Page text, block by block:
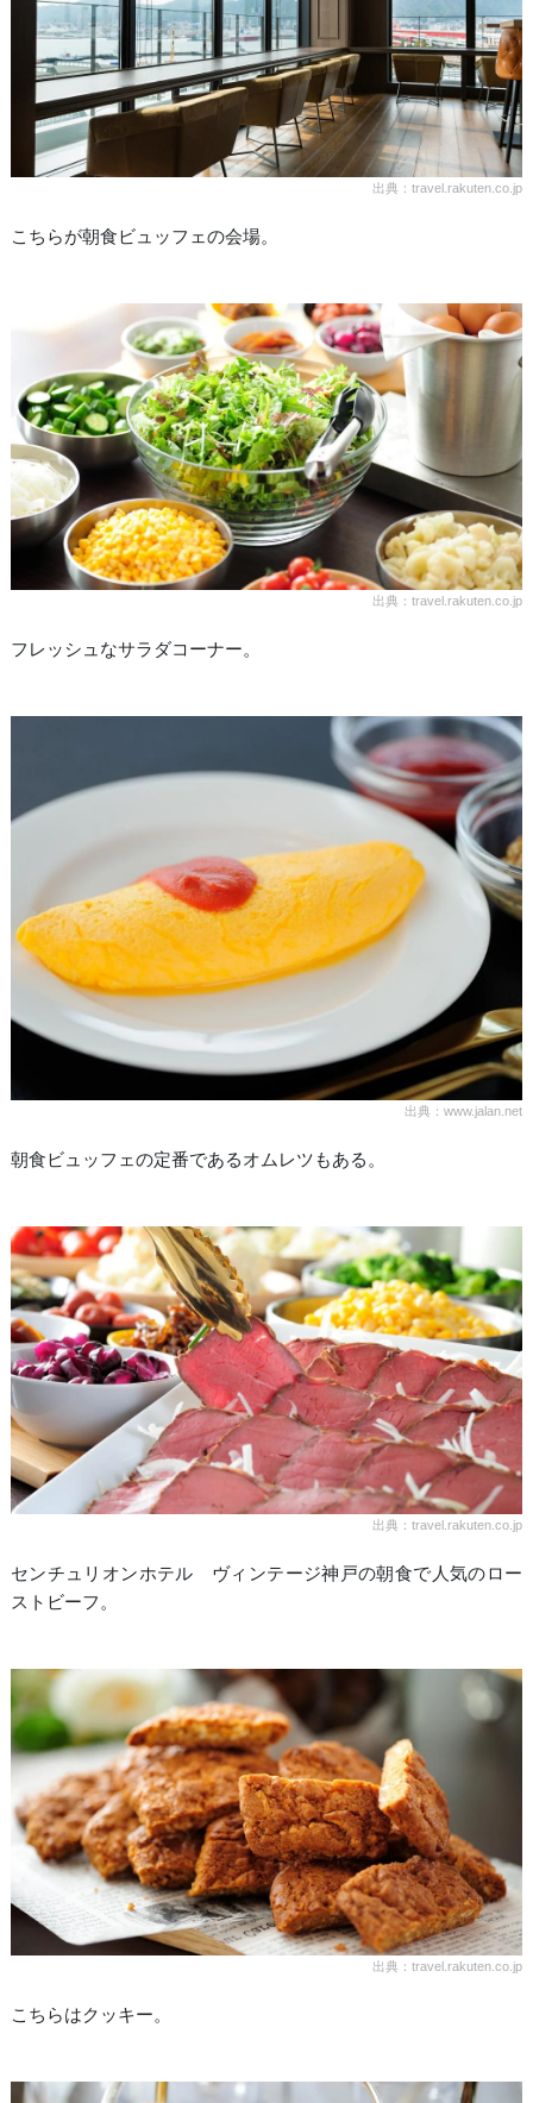
出典：travel.rakuten.co.jp
こちらが朝食ビュッフェの会場。
出典：travel.rakuten.co.jp
フレッシュなサラダコーナー。
出典：www.jalan.net
朝食ビュッフェの定番であるオムレツもある。
出典：travel.rakuten.co.jp
センチュリオンホテル ヴィンテージ神戸の朝食で人気のロー
ストビーフ。
出典：travel.rakuten.co.jp
こちらはクッキー。